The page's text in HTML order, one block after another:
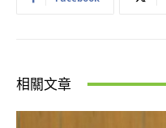
相關文章